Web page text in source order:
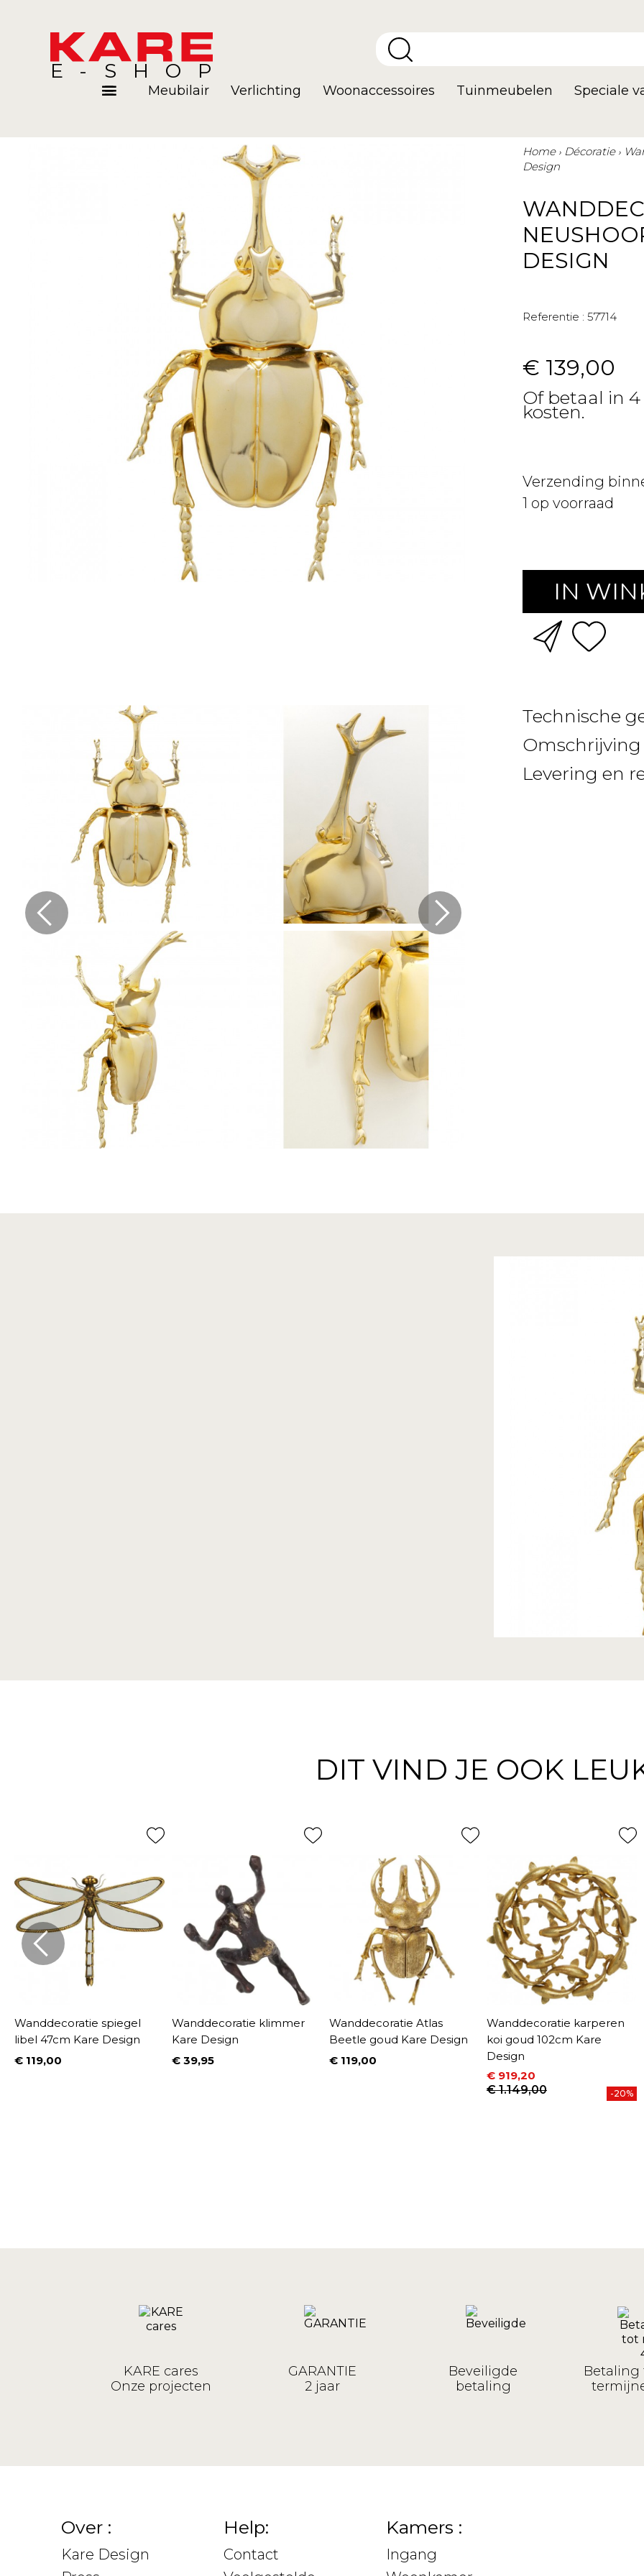
E-SHOP
Meubilair Verlichting Woonaccessoires Tuinmeubelen Speciale
Home Décoratie
Design
DESIGN
Referentie : 57714
€ 139,00
Of betaal in
kosten.
Verzending
1 op voorraad
IN
Technische
Omschrijving
Levering en
DIT VIND JE OOK
Wanddecoratie spiegel
libel 47cm Kare Design
Prijs
€ 119,00
Wanddecoratie klimmer
Kare Design
Prijs
€ 39,95
Wanddecoratie Atlas
Beetle goud Kare Design
Prijs
€ 119,00
Wanddecoratie karperen
koi goud 102cm Kare
Design
Prijs
€ 919,20
Normale prijs
€ 1.149,00 -20%
KARE cares
Onze projecten
GARANTIE
2 jaar
Beveiligde
betaling
Betaling
Over :
Kare Design
Help:
Contact
Kamers :
Ingang